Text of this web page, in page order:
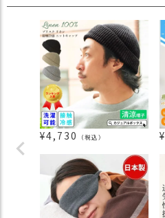
¥4,730 （税込） ¥